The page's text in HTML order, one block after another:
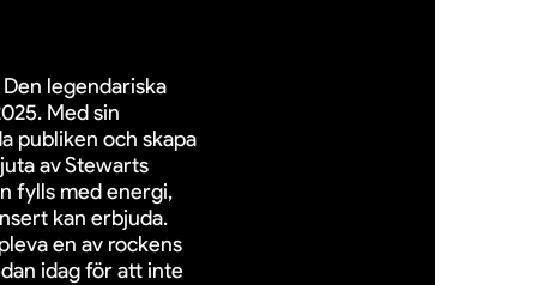
legendariska
Med sin
publiken och skapa
av Stewarts
fylls med energi,
kan erbjuda.
en av rockens
idag för att inte